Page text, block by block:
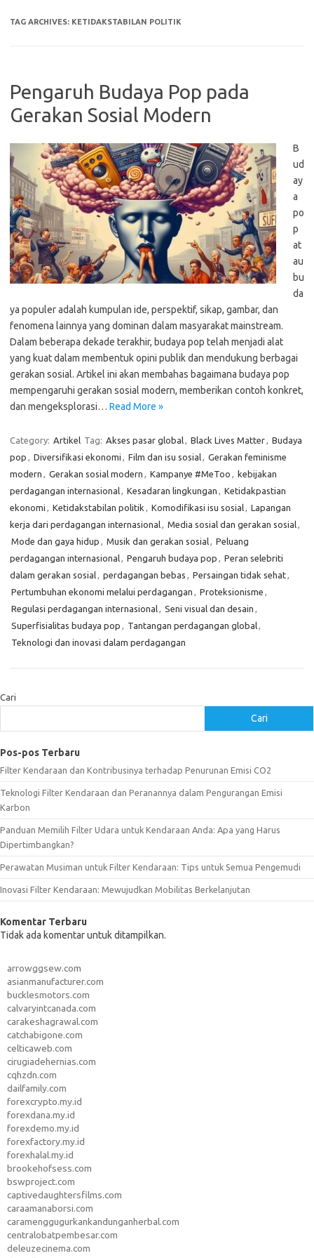
TAG ARCHIVES: KETIDAKSTABILAN POLITIK
Pengaruh Budaya Pop pada
Gerakan Sosial Modern
B
ud
ay
a
po
p
at
au
bu
da
ya populer adalah kumpulan ide, perspektif, sikap, gambar, dan
fenomena lainnya yang dominan dalam masyarakat mainstream.
Dalam beberapa dekade terakhir, budaya pop telah menjadi alat
yang kuat dalam membentuk opini publik dan mendukung berbagai
gerakan sosial. Artikel ini akan membahas bagaimana budaya pop
mempengaruhi gerakan sosial modern, memberikan contoh konkret,
dan mengeksplorasi… Read More »
Category: Artikel Tag: Akses pasar global, Black Lives Matter, Budaya
pop , Diversifikasi ekonomi , Film dan isu sosial, Gerakan feminisme
modern , Gerakan sosial modern , Kampanye #MeToo , kebijakan
perdagangan internasional, Kesadaran lingkungan , Ketidakpastian
ekonomi , Ketidakstabilan politik , Komodifikasi isu sosial, Lapangan
kerja dari perdagangan internasional, Media sosial dan gerakan sosial,
Mode dan gaya hidup , Musik dan gerakan sosial, Peluang
perdagangan internasional, Pengaruh budaya pop , Peran selebriti
dalam gerakan sosial, perdagangan bebas , Persaingan tidak sehat,
Pertumbuhan ekonomi melalui perdagangan , Proteksionisme ,
Regulasi perdagangan internasional, Seni visual dan desain ,
Superfisialitas budaya pop , Tantangan perdagangan global,
Teknologi dan inovasi dalam perdagangan
Cari
Cari
Pos-pos Terbaru
Filter Kendaraan dan Kontribusinya terhadap Penurunan Emisi CO2
Teknologi Filter Kendaraan dan Peranannya dalam Pengurangan Emisi
Karbon
Panduan Memilih Filter Udara untuk Kendaraan Anda: Apa yang Harus
Dipertimbangkan?
Perawatan Musiman untuk Filter Kendaraan: Tips untuk Semua Pengemudi
Inovasi Filter Kendaraan: Mewujudkan Mobilitas Berkelanjutan
Komentar Terbaru
Tidak ada komentar untuk ditampilkan.
arrowggsew.com
asianmanufacturer.com
bucklesmotors.com
calvaryintcanada.com
carakeshagrawal.com
catchabigone.com
celticaweb.com
cirugiadehernias.com
cqhzdn.com
dailfamily.com
forexcrypto.my.id
forexdana.my.id
forexdemo.my.id
forexfactory.my.id
forexhalal.my.id
brookehofsess.com
bswproject.com
captivedaughtersfilms.com
caraamanaborsi.com
caramenggugurkankandunganherbal.com
centralobatpembesar.com
deleuzecinema.com